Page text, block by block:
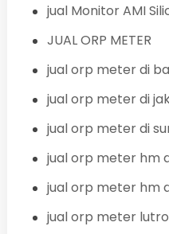
jual Monitor AMI
JUAL ORP METER
jual orp meter di
jual orp meter di
jual orp meter di
jual orp meter hm
jual orp meter hm
jual orp meter